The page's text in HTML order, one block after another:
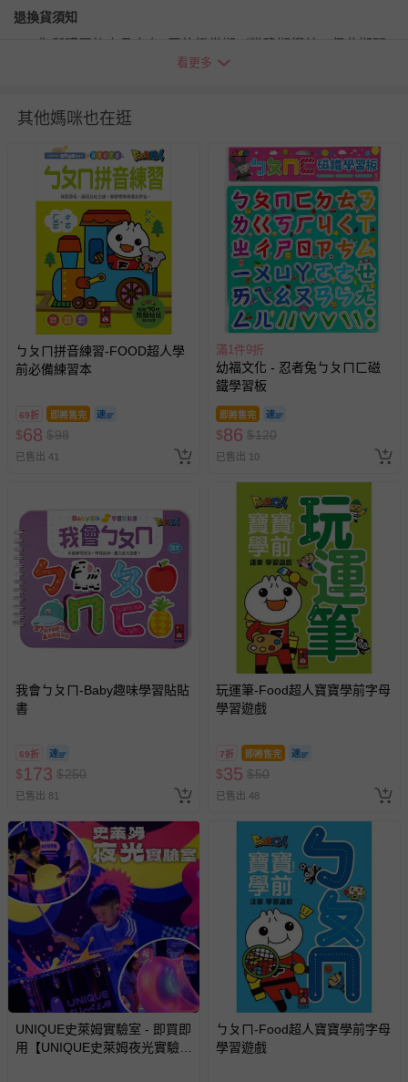
退換貨須知
您所購買的商品享有7天的鑑賞期／猶豫期權益，但此期間
並非試用期，您所退回的商品必須是未經使用的全新狀態，
如需退換貨，請於收到商品7天（含例假日內提出），如為
瑕疵退換貨所產生的運費，將由媽咪愛負責處理，若非瑕疵
退貨，您可至『查詢訂單』>『已出貨』中查詢該筆訂單，
並點選『我要退貨』即可進行申請。若有相關退貨問題，請
至媽咪愛LINE@客服ID: @mamilove我們將依序為您處理
與服務，謝謝。
針對滿件折/滿額贈…等活動，如因部份退貨，而該訂單保
留商品未達活動門檻，將以原價計算，活動贈品亦需一併退
回。
部分商品依據消費者保護法的規定，不適用七天鑑賞期/猶
易於腐敗、保存期限較短或解約時即將逾期（例如生鮮
商品、食品等）。
客製化商品（例如客製生日書、姓名貼等）。
報紙、期刊或雜誌（惟書籍如經拆封、使用，則酌收整
經消費者拆封之影音商品或電腦軟體（例如 DVD、CD
等）。
非以有形媒介提供之數位內容或一經提供即為完成之線
上服務，經消費者事先同意始提供（例如線上課程、遊
戲或活動點數等）。
已拆封之以下類型商品：
-個人衛生用品（例如尿布、貼身衣物、泳裝、襪子、地
墊、寢具類等）。
-新生兒親膚衣物（嬰幼兒包巾與背巾、包屁衣、學習
-接觸性孕哺產品（奶嘴、奶瓶、擠乳器、哺乳衣、托腹
帶束縛衣、餐搖椅等）。
-其他原廠盒裝商品封口處已貼上「不可拆封」，或具警
示字句等說明貼紙、封條者。
國際航空、客運、訂房等服務。
相關的退換貨辦理流程，可詳見： 退換貨 & 退款問題
其他常見問題：
運送服務：目前提供的運送僅限台灣本島。如您位於離島地
區，可能會無法配送，或須依據商品需加收離島運費。廠商
亦保留出貨與否的權利。離島、偏遠地區、樓層親送等加價
費用，可能會另需加收。
商品實際的配達日期，可於訂單個人資料內的查詢訂單內，
看更多
其他媽咪也在逛
ㄅㄆㄇ拼音練習-FOOD超人學
前必備練習本
69折 即將售完
$68 $98
已售出 41
滿1件9折
幼福文化 - 忍者兔ㄅㄆㄇㄈ磁
鐵學習板
即將售完
$86 $120
已售出 10
我會ㄅㄆㄇ-Baby趣味學習貼貼
書
69折
$173 $250
已售出 81
玩運筆-Food超人寶寶學前字母
學習遊戲
7折 即將售完
$35 $50
已售出 48
UNIQUE史萊姆實驗室 - 即買即
用【UNIQUE史萊姆夜光實驗室
ㄅㄆㄇ-Food超人寶寶學前字母
學習遊戲